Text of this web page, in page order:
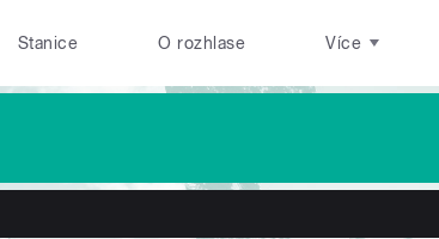
Stanice O rozhlase Více